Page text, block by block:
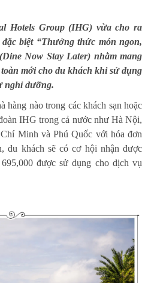
Hotels Group (IHG) vừa cho ra
biệt “Thưởng thức món ngon,
Now Stay Later) nhằm mang
mới cho du khách khi sử dụng
nghỉ dưỡng.
hàng nào trong các khách sạn hoặc
IHG trong cả nước như Hà Nội,
Minh và Phú Quốc với hóa đơn
du khách sẽ có cơ hội nhận được
được sử dụng cho dịch vụ